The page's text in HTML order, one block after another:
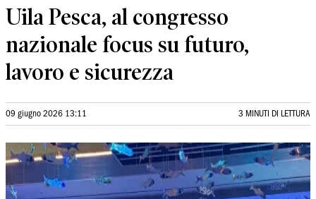
Uila Pesca, al congresso
nazionale focus su futuro,
lavoro e sicurezza
09 giugno 2026 13:11 3 MINUTI DI LETTURA